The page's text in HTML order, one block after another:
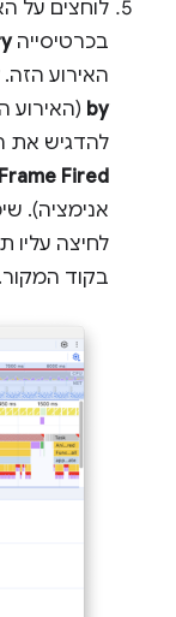
לוחצים על
בכרטיסייה
האירוע
by
להדגיש את
Fired
אנימציה).
לחיצה עליו
בקוד המקור.